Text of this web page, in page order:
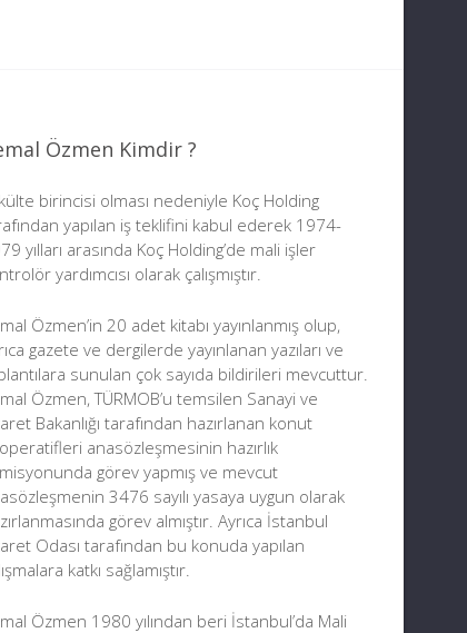
Özmen Kimdir ?
birincisi olması nedeniyle Koç Holding
yapılan iş teklifini kabul ederek 1974-
yılları arasında Koç Holding’de mali işler
yardımcısı olarak çalışmıştır.
Özmen’in 20 adet kitabı yayınlanmış olup,
gazete ve dergilerde yayınlanan yazıları ve
sunulan çok sayıda bildirileri mevcuttur.
Özmen, TÜRMOB’u temsilen Sanayi ve
Bakanlığı tarafından hazırlanan konut
anasözleşmesinin hazırlık
görev yapmış ve mevcut
3476 sayılı yasaya uygun olarak
görev almıştır. Ayrıca İstanbul
Odası tarafından bu konuda yapılan
katkı sağlamıştır.
Özmen 1980 yılından beri İstanbul’da Mali